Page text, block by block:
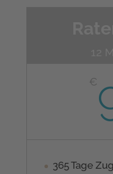
€
365 Tage